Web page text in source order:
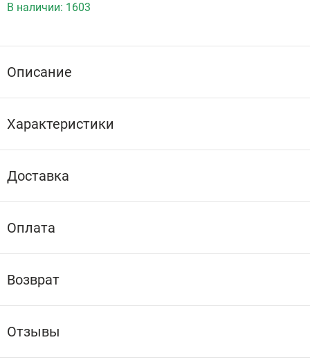
В наличии: 1603
Описание
Характеристики
Доставка
Оплата
Возврат
Отзывы